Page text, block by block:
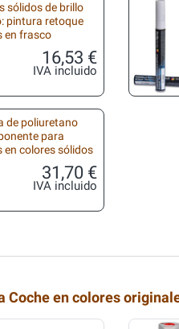
sólidos de brillo
pintura retoque
en frasco
16,53 €
IVA incluido
de poliuretano
para
en colores sólidos
31,70 €
IVA incluido
Coche en colores